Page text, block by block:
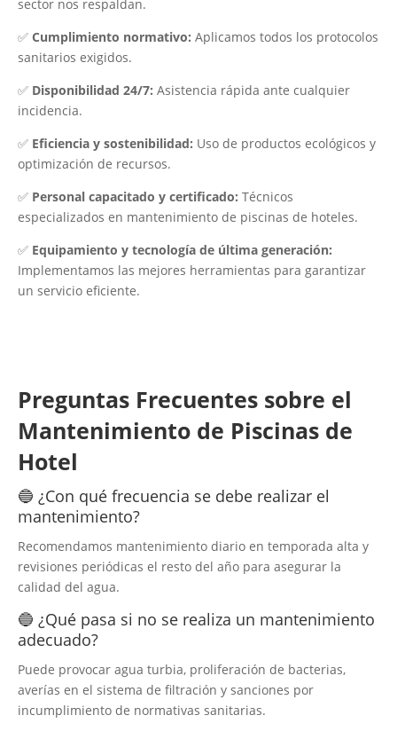
sector nos respaldan.
✅ Cumplimiento normativo: Aplicamos todos los protocolos
sanitarios exigidos.
✅ Disponibilidad 24/7: Asistencia rápida ante cualquier
incidencia.
✅ Eficiencia y sostenibilidad: Uso de productos ecológicos y
optimización de recursos.
✅ Personal capacitado y certificado: Técnicos
especializados en mantenimiento de piscinas de hoteles.
✅ Equipamiento y tecnología de última generación:
Implementamos las mejores herramientas para garantizar
un servicio eficiente.
Preguntas Frecuentes sobre el
Mantenimiento de Piscinas de
Hotel
🔵 ¿Con qué frecuencia se debe realizar el
mantenimiento?
Recomendamos mantenimiento diario en temporada alta y
revisiones periódicas el resto del año para asegurar la
calidad del agua.
🔵 ¿Qué pasa si no se realiza un mantenimiento
adecuado?
Puede provocar agua turbia, proliferación de bacterias,
averías en el sistema de filtración y sanciones por
incumplimiento de normativas sanitarias.